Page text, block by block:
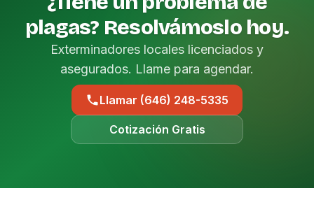
plagas? Resolvámoslo hoy.
Exterminadores locales licenciados y
asegurados. Llame para agendar.
Llamar (646) 248-5335
Cotización Gratis